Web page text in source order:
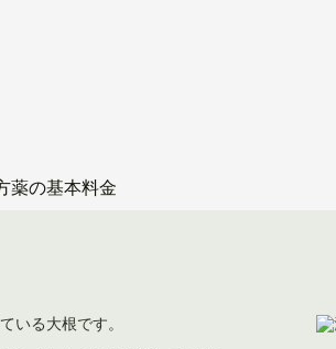
薬の基本料金
いる大根です。